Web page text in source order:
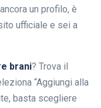
un profilo, è
ufficiale e sei a
brani? Trova il
“Aggiungi alla
basta scegliere